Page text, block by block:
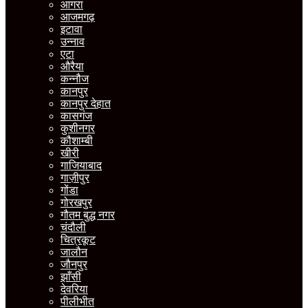
आगरा
आजमगढ़
इटावा
उन्नाव
एटा
औरैया
कन्नौज
कानपुर
कानपुर देहात
कासगंज
कुशीनगर
कौशाम्बी
खीरी
गाजियाबाद
गाज़ीपुर
गोंडा
गोरखपुर
गौतम बुद्ध नगर
चंदौली
चित्रकूट
जालौन
जौनपुर
झाँसी
देवरिया
पीलीभीत